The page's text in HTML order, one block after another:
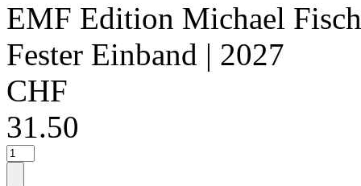
EMF Edition Michael
Fester Einband | 2027
CHF
31.50